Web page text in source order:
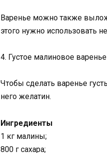
Варенье можно также
этого нужно использовать
4. Густое малиновое варенье
Чтобы сделать варенье
него желатин.
Ингредиенты
1 кг малины;
800 г сахара;